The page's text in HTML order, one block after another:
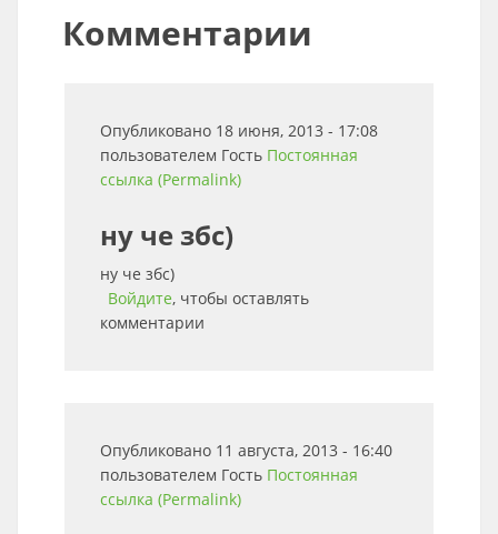
Комментарии
Опубликовано 18 июня, 2013 - 17:08
пользователем Гость Постоянная
ссылка (Permalink)
ну че збс)
ну че збс)
Войдите, чтобы оставлять
комментарии
Опубликовано 11 августа, 2013 - 16:40
пользователем Гость Постоянная
ссылка (Permalink)